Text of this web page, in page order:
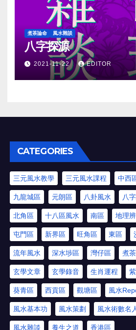
煮茶論命 風水雜談
八字探源
2021-11-22 EDITOR
CATEGORIES
三元風水教學 三元風水課程 中西
九龍城區 元朗區 八卦風水 八
北角區 十八區風水 南區 地理
屯門區 新界區 旺角區 東區
流年風水 深水埗區 灣仔區 煮
玄學文章 玄學錄音 生肖運程
葵青區 西貢區 觀塘區 風水
風水基本功 風水策劃 風水術數名
風水雜談 養生之道 香港區